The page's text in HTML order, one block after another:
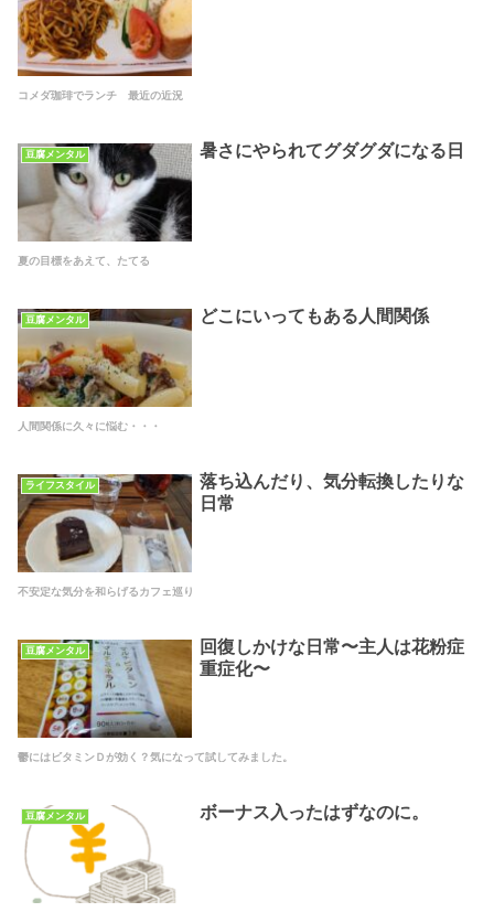
コメダ珈琲でランチ 最近の近況
豆腐メンタル 暑さにやられてグダグダになる日
夏の目標をあえて、たてる
豆腐メンタル どこにいってもある人間関係
人間関係に久々に悩む・・・
ライフスタイル
落ち込んだり、気分転換したりな
日常
不安定な気分を和らげるカフェ巡り
豆腐メンタル
回復しかけな日常〜主人は花粉症
重症化〜
鬱にはビタミンＤが効く？気になって試してみました。
豆腐メンタル ボーナス入ったはずなのに。